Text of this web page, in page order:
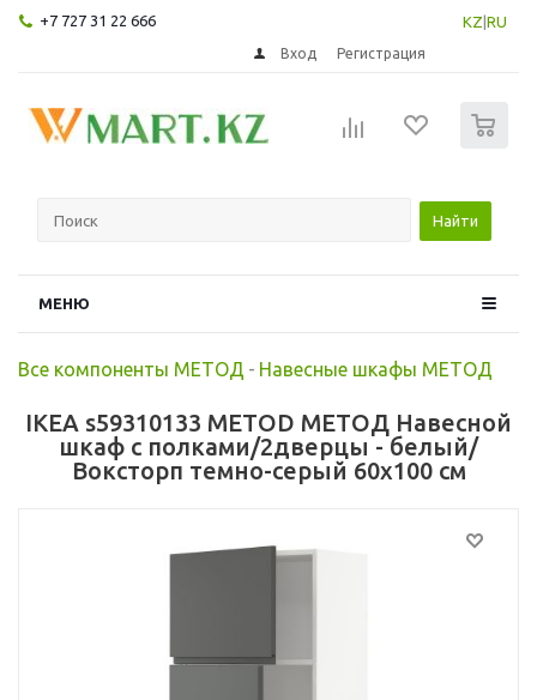
+7 727 31 22 666 KZ RU
Вход Регистрация
Найти
МЕНЮ
Все компоненты МЕТОД - Навесные шкафы МЕТОД
IKEA s59310133 METOD МЕТОД Навесной
шкаф с полками/2дверцы - белый/
Воксторп темно-серый 60x100 см